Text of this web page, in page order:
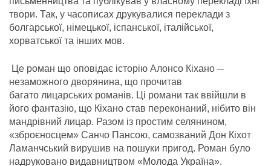
твори. Так, у часописах друкувалися переклади з
болгарської, німецької, іспанської, італійської,
хорватської та інших мов.
Це роман що оповідає історію Алонсо Кіхано ─
незаможного дворянина, що прочитав
багато лицарських романів. Ці романи так ввійшли в
його фантазію, що Кіхано став переконаний, нібито він
мандрівний лицар. Разом із простим селянином,
«зброєносцем» Санчо Пансою, самозваний Дон Кіхот
Ламанчський вирушив на пошуки пригод. Роман було
надруковано видавництвом «Молода Україна».